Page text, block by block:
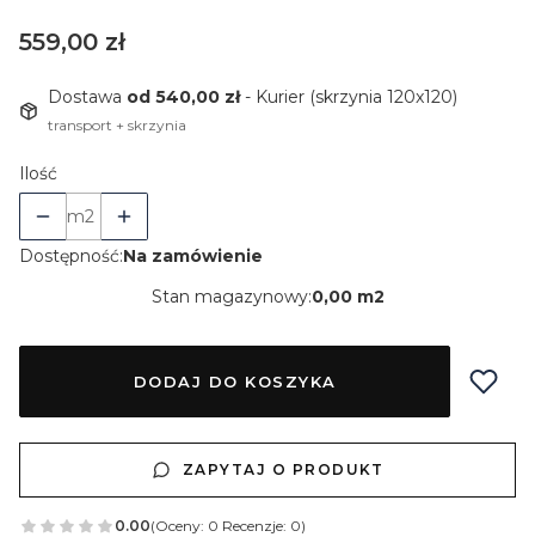
Cena
559,00 zł
Dostawa od 540,00 zł- Kurier (skrzynia 120x120)
transport + skrzynia
Ilość
m2
Dostępność:Na zamówienie
Stan magazynowy:0,00 m2
DODAJ DO KOSZYKA
ZAPYTAJ O PRODUKT
0.00(Oceny: 0 Recenzje: 0)